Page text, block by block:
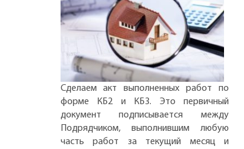
Сделаем акт выполненных работ по
форме КБ2 и КБ3. Это первичный
документ подписывается между
Подрядчиком, выполнившим любую
часть работ за текущий месяц и